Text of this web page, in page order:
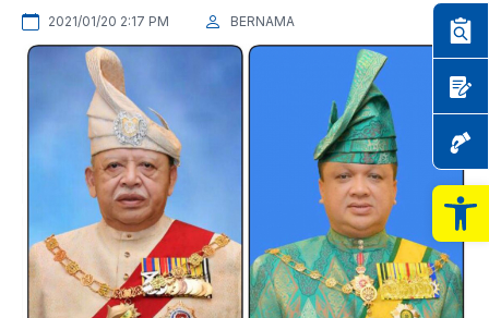
2021/01/20 2:17 PM BERNAMA